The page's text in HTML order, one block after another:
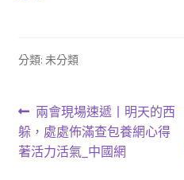
分類: 未分類
文
章
上
一
篇
兩會現場速遞丨明天的西
躲，處處佈滿查包養網心得
著活力活氣_中國網